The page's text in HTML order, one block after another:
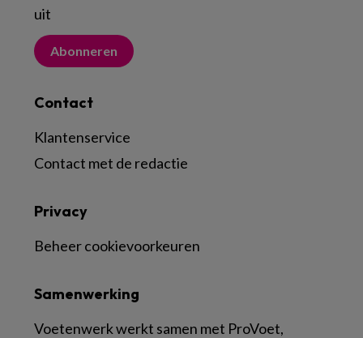
uit
Abonneren
Contact
Klantenservice
Contact met de redactie
Samenwerking
Voetenwerk werkt samen met ProVoet,
Privacy
Beheer cookievoorkeuren